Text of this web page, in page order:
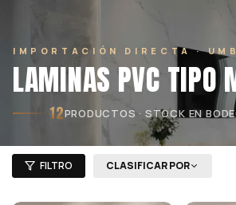
IMPORTACIÓN DIRECTA ·
LAMINAS PVC TIPO
12PRODUCTOS · STOCK EN
FILTRO CLASIFICAR POR